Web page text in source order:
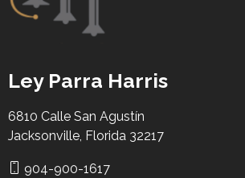
Phi Delta Phi, de la Asociación de
Derecho Hispanos y de la
Ley Parra Harris
6810 Calle San Agustín
Jacksonville, Florida 32217
904-900-1617